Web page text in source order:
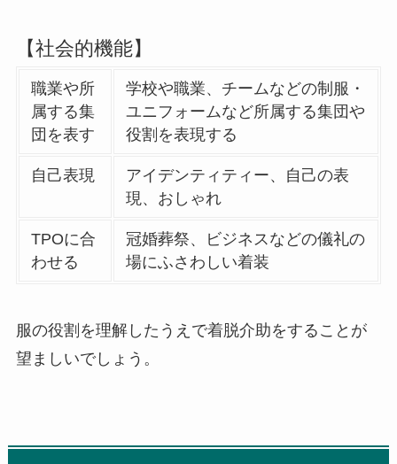
【社会的機能】
職業や所
属する集
団を表す
学校や職業、チームなどの制服・
ユニフォームなど所属する集団や
役割を表現する
自己表現
アイデンティティー、自己の表
現、おしゃれ
TPОに合
わせる
冠婚葬祭、ビジネスなどの儀礼の
場にふさわしい着装
服の役割を理解したうえで着脱介助をすることが
望ましいでしょう。